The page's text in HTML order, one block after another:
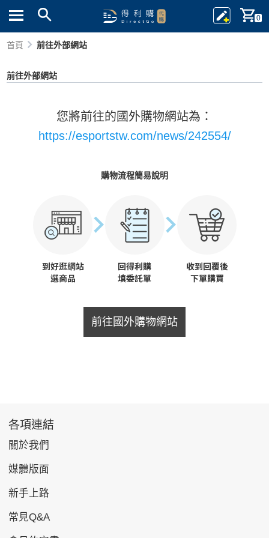
0
首頁 前往外部網站
前往外部網站
您將前往的國外購物網站為：
https://esportstw.com/news/242554/
購物流程簡易說明
前往國外購物網站
各項連結
關於我們
媒體版面
新手上路
常見Q&A